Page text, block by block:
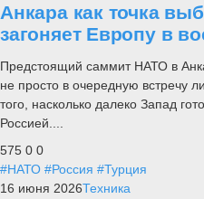
Анкара как точка
загоняет Европу в
Предстоящий саммит НАТО в
не просто в очередную встречу
того, насколько далеко Запад
Россией....
575 0 0
#НАТО #Россия #Турция
16 июня 2026Техника